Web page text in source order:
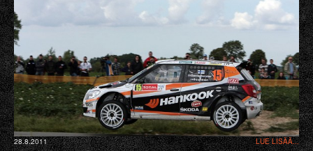
28.8.2011 LUE LISÄÄ...